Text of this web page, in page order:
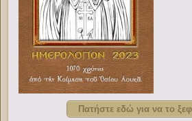
Πατήστε εδώ για να το